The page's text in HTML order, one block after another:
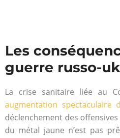
Les
guerre russo-
La crise sanitaire liée au
augmentation spectaculaire
déclenchement des
du métal jaune n’est pas